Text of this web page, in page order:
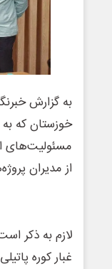
به گزارش
خوزستان که
مسئولیت‌های
از مدیران
لازم به ذکر
غبار کوره